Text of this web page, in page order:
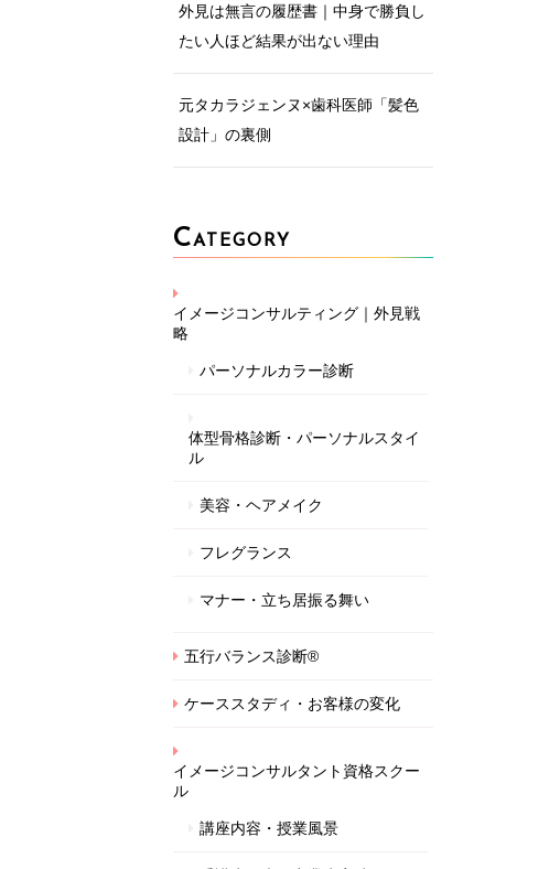
外見は無言の履歴書｜中身で勝負し
たい人ほど結果が出ない理由
元タカラジェンヌ×歯科医師「髪色
設計」の裏側
CATEGORY
イメージコンサルティング｜外見戦
略
パーソナルカラー診断
体型骨格診断・パーソナルスタイ
ル
美容・ヘアメイク
フレグランス
マナー・立ち居振る舞い
五行バランス診断®
ケーススタディ・お客様の変化
イメージコンサルタント資格スクー
ル
講座内容・授業風景